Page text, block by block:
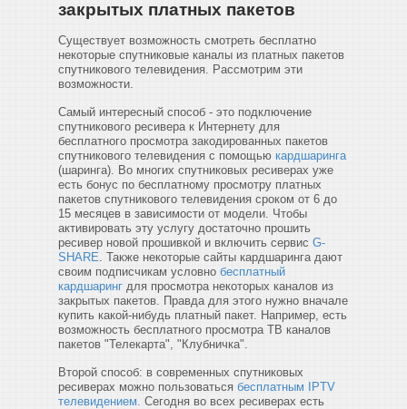
закрытых платных пакетов
Существует возможность смотреть бесплатно
некоторые спутниковые каналы из платных пакетов
спутникового телевидения. Рассмотрим эти
возможности.
Самый интересный способ - это подключение
спутникового ресивера к Интернету для
бесплатного просмотра закодированных пакетов
спутникового телевидения с помощью кардшаринга
(шаринга). Во многих спутниковых ресиверах уже
есть бонус по бесплатному просмотру платных
пакетов спутникового телевидения сроком от 6 до
15 месяцев в зависимости от модели. Чтобы
активировать эту услугу достаточно прошить
ресивер новой прошивкой и включить сервис G-
SHARE. Также некоторые сайты кардшаринга дают
своим подписчикам условно бесплатный
кардшаринг для просмотра некоторых каналов из
закрытых пакетов. Правда для этого нужно вначале
купить какой-нибудь платный пакет. Например, есть
возможность бесплатного просмотра ТВ каналов
пакетов "Телекарта", "Клубничка".
Второй способ: в современных спутниковых
ресиверах можно пользоваться бесплатным IPTV
телевидением. Сегодня во всех ресиверах есть